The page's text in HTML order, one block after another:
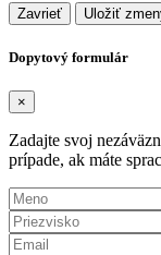
Zavrieť Uložiť
Dopytový formulár
×
Zadajte svoj
prípade, ak máte